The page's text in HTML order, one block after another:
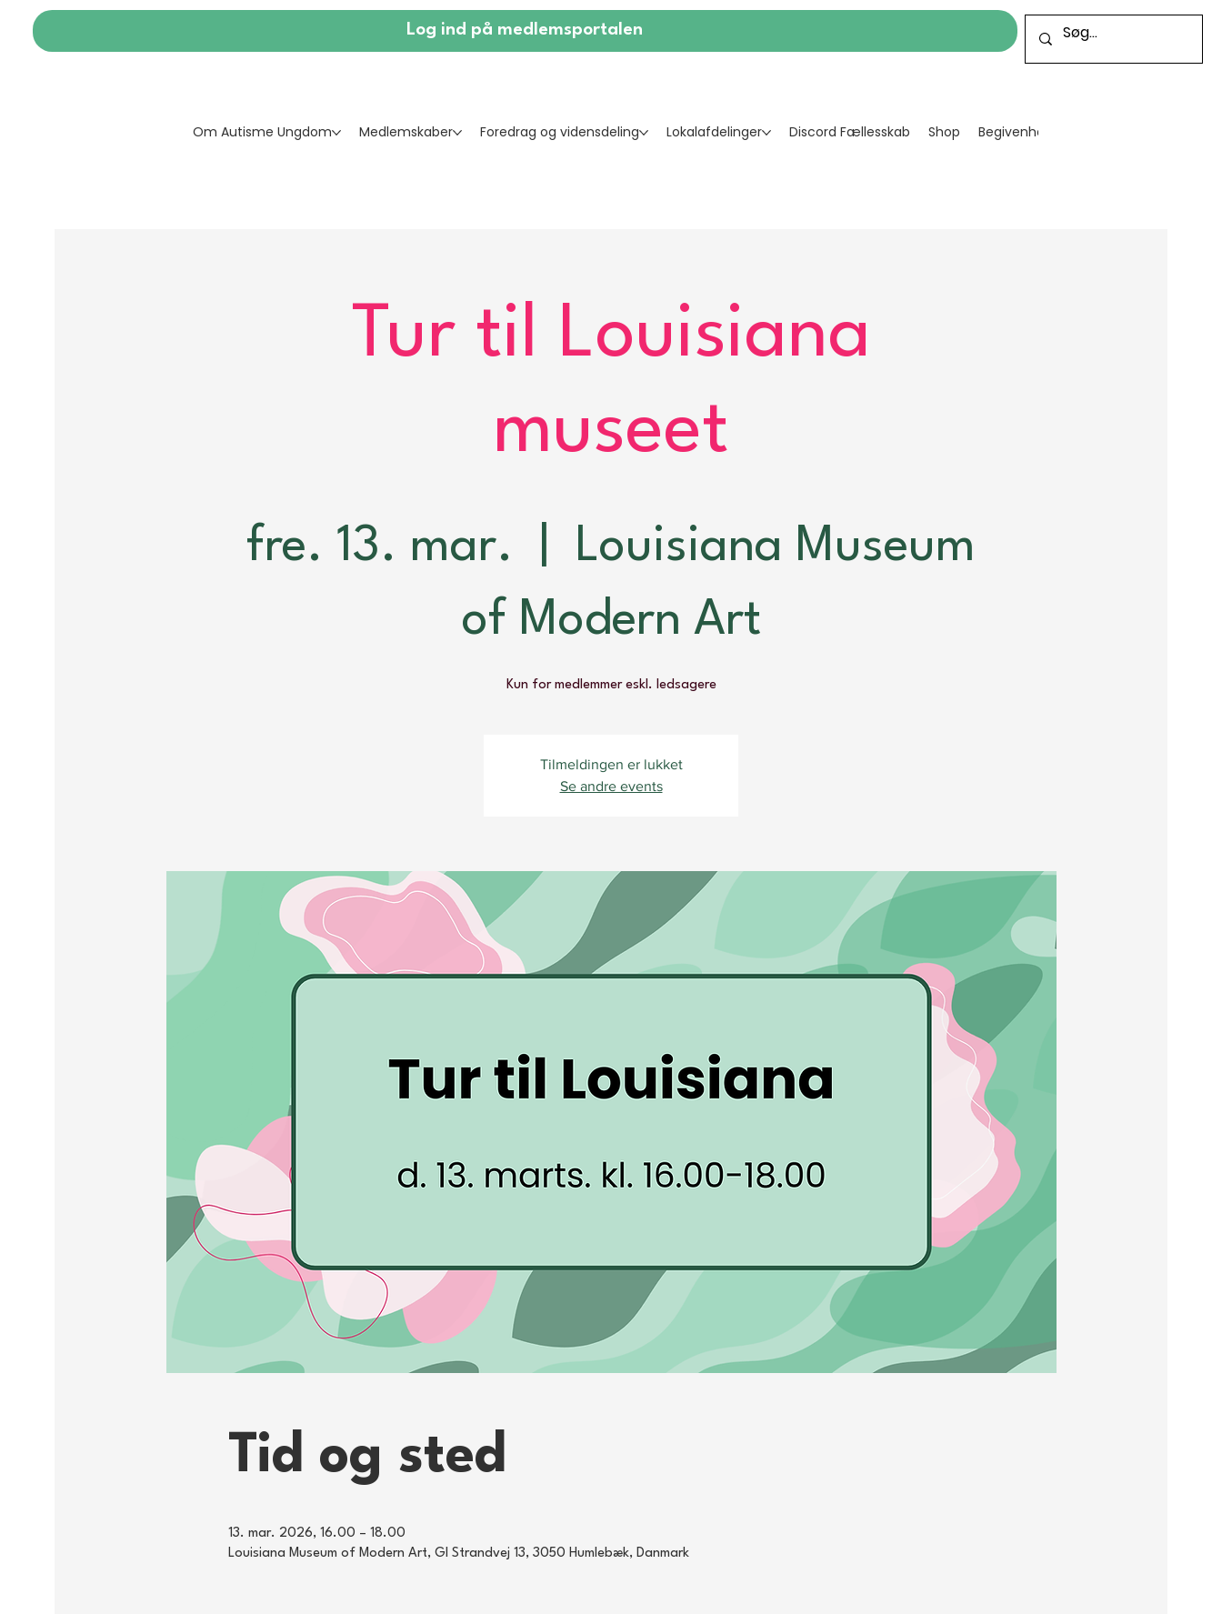
Log ind på medlemsportalen
Om Autisme Ungdom Medlemskaber Foredrag og vidensdeling Lokalafdelinger Discord Fællesskab Shop Begivenheder
Tur til Louisiana
museet
fre. 13. mar.
Louisiana Museum
of Modern Art
Kun for medlemmer eskl. ledsagere
Tilmeldingen er lukket
Se andre events
Tid og sted
13. mar. 2026, 16.00 – 18.00
Louisiana Museum of Modern Art, Gl Strandvej 13, 3050 Humlebæk, Danmark